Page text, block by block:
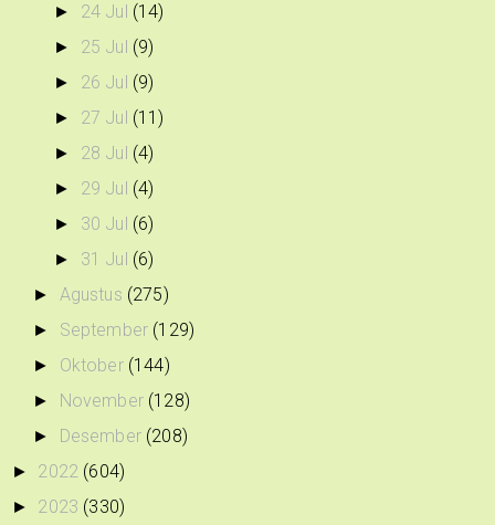
► 24 Jul (14)
► 25 Jul (9)
► 26 Jul (9)
► 27 Jul (11)
► 28 Jul (4)
► 29 Jul (4)
► 30 Jul (6)
► 31 Jul (6)
► Agustus (275)
► September (129)
► Oktober (144)
► November (128)
► Desember (208)
► 2022 (604)
► 2023 (330)